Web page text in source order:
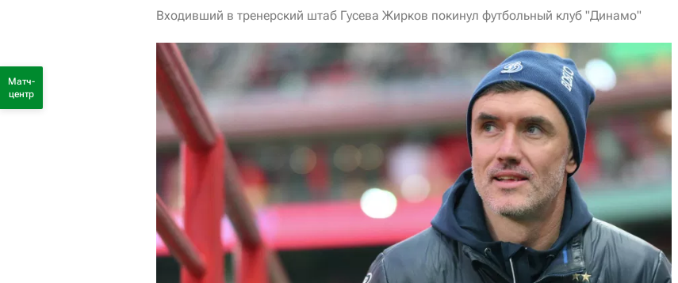
Входивший в тренерский штаб Гусева Жирков покинул футбольный клуб "Динамо"
Матч-
центр